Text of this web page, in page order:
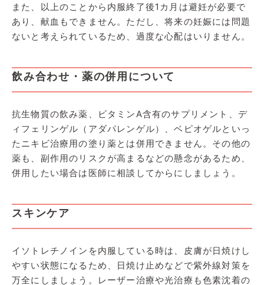
また、以上のことから内服終了後1カ月は避妊が必要で
あり、献血もできません。ただし、将来の妊娠には問題
ないと考えられているため、過度な心配はいりません。
飲み合わせ・薬の併用について
抗生物質の飲み薬、ビタミンA含有のサプリメント、デ
ィフェリンゲル（アダパレンゲル）、ベピオゲルといっ
たニキビ治療用の塗り薬とは併用できません。その他の
薬も、副作用のリスクが高まるなどの懸念があるため、
併用したい場合は医師に相談してからにしましょう。
スキンケア
イソトレチノインを内服している時は、皮膚が日焼けし
やすい状態になるため、日焼け止めなどで紫外線対策を
万全にしましょう。レーザー治療や光治療も色素沈着の